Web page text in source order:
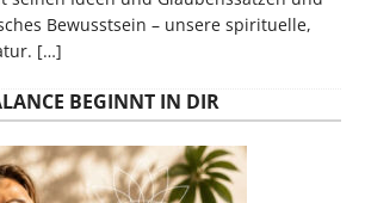
Bewusstsein – unsere spirituelle,
[…]
BEGINNT IN DIR